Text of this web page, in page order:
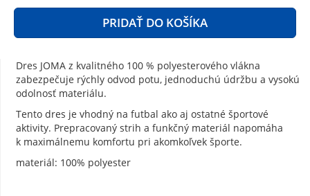
PRIDAŤ DO KOŠÍKA
Dres JOMA z kvalitného 100 % polyesterového vlákna
zabezpečuje rýchly odvod potu, jednoduchú údržbu a vysokú
odolnosť materiálu.
Tento dres je vhodný na futbal ako aj ostatné športové
aktivity. Prepracovaný strih a funkčný materiál napomáha
k maximálnemu komfortu pri akomkoľvek športe.
materiál: 100% polyester